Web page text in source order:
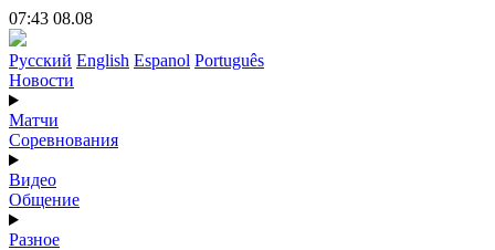
07:43 08.08
Русский English Espanol Português
Новости
Матчи
Соревнования
Видео
Общение
Разное